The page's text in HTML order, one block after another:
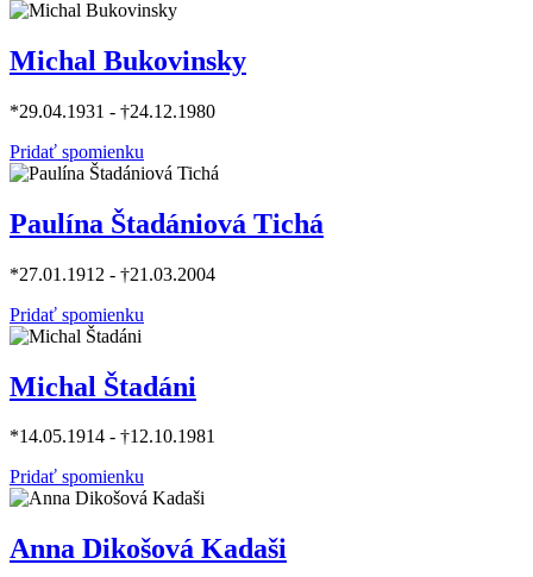
Michal Bukovinsky
*29.04.1931 - †24.12.1980
Pridať spomienku
Paulína Štadániová Tichá
*27.01.1912 - †21.03.2004
Pridať spomienku
Michal Štadáni
*14.05.1914 - †12.10.1981
Pridať spomienku
Anna Dikošová Kadaši